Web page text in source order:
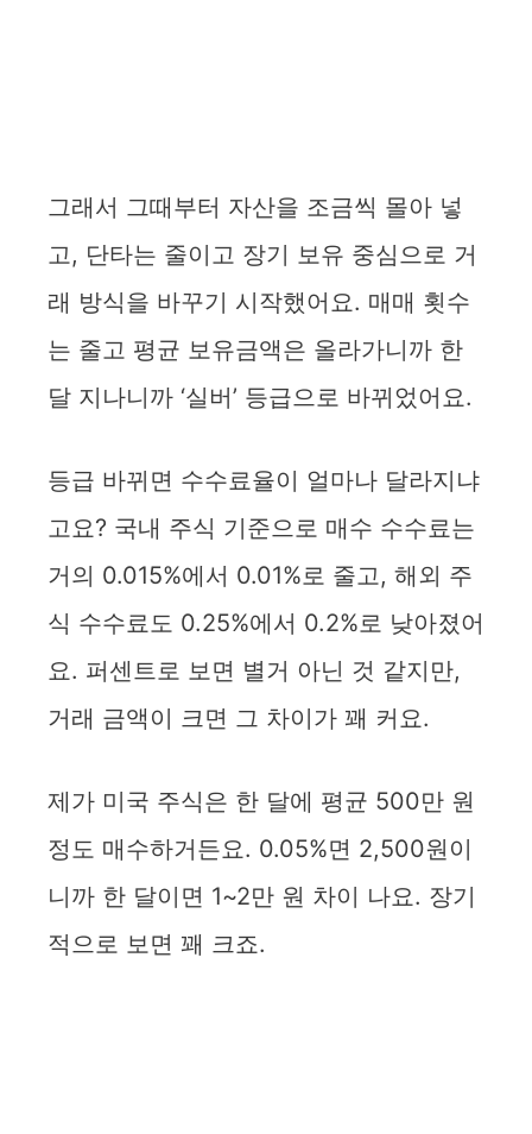
그래서 그때부터 자산을 조금씩 몰아 넣
고, 단타는 줄이고 장기 보유 중심으로 거
래 방식을 바꾸기 시작했어요. 매매 횟수
는 줄고 평균 보유금액은 올라가니까 한
달 지나니까 ‘실버’ 등급으로 바뀌었어요.
등급 바뀌면 수수료율이 얼마나 달라지냐
고요? 국내 주식 기준으로 매수 수수료는
거의 0.015%에서 0.01%로 줄고, 해외 주
식 수수료도 0.25%에서 0.2%로 낮아졌어
요. 퍼센트로 보면 별거 아닌 것 같지만,
거래 금액이 크면 그 차이가 꽤 커요.
제가 미국 주식은 한 달에 평균 500만 원
정도 매수하거든요. 0.05%면 2,500원이
니까 한 달이면 1~2만 원 차이 나요. 장기
적으로 보면 꽤 크죠.